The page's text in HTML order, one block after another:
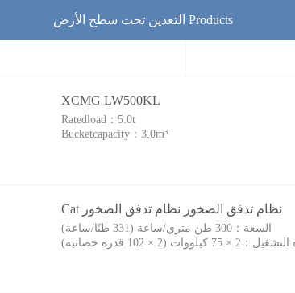
التعدين تحت سطح الأرض Products
XCMG LW500KL
Ratedload： 5.0t
Bucketcapacity：3.0m³
Cat نظام تدفق الصخور نظام تدفق الصخور
السعة： 300 طن متري/ساعة (331 طنًا/ساعة)
التشغيل： 2 × 75 كيلووات (2 × 102 قدرة حصانية)